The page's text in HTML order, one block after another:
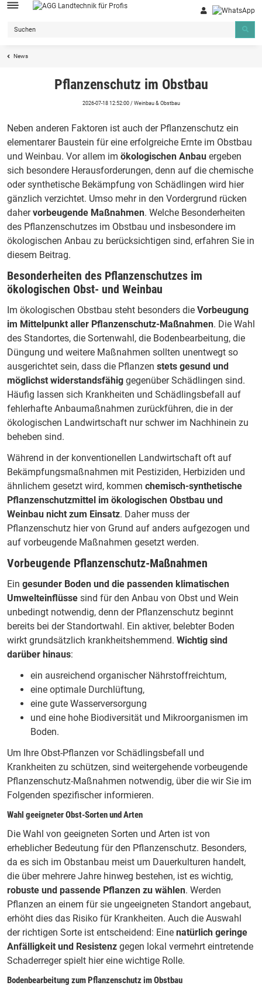
News
Pflanzenschutz im Obstbau
2026-07-18 12:52:00 / Weinbau & Obstbau
Neben anderen Faktoren ist auch der Pflanzenschutz ein
elementarer Baustein für eine erfolgreiche Ernte im Obstbau
und Weinbau. Vor allem im ökologischen Anbau ergeben
sich besondere Herausforderungen, denn auf die chemische
oder synthetische Bekämpfung von Schädlingen wird hier
gänzlich verzichtet. Umso mehr in den Vordergrund rücken
dahervorbeugende Maßnahmen. Welche Besonderheiten
des Pflanzenschutzes im Obstbau und insbesondere im
ökologischen Anbau zu berücksichtigen sind, erfahren Sie in
diesem Beitrag.
Besonderheiten des Pflanzenschutzes im
ökologischen Obst- und Weinbau
Im ökologischen Obstbau steht besonders die Vorbeugung
im Mittelpunkt aller Pflanzenschutz-Maßnahmen. Die Wahl
des Standortes, die Sortenwahl, die Bodenbearbeitung, die
Düngung und weitere Maßnahmen sollten unentwegt so
ausgerichtet sein, dass die Pflanzen stets gesund und
möglichst widerstandsfähig gegenüber Schädlingen sind.
Häufig lassen sich Krankheiten und Schädlingsbefall auf
fehlerhafte Anbaumaßnahmen zurückführen, die in der
ökologischen Landwirtschaft nur schwer im Nachhinein zu
beheben sind.
Während in der konventionellen Landwirtschaft oft auf
Bekämpfungsmaßnahmen mit Pestiziden, Herbiziden und
ähnlichem gesetzt wird, kommen chemisch-synthetische
Pflanzenschutzmittel im ökologischen Obstbau und
Weinbau nicht zum Einsatz. Daher muss der
Pflanzenschutz hier von Grund auf anders aufgezogen und
auf vorbeugende Maßnahmen gesetzt werden.
Vorbeugende Pflanzenschutz-Maßnahmen
Ein gesunder Boden und die passenden klimatischen
Umwelteinflüsse sind für den Anbau von Obst und Wein
unbedingt notwendig, denn der Pflanzenschutz beginnt
bereits bei der Standortwahl. Ein aktiver, belebter Boden
wirkt grundsätzlich krankheitshemmend. Wichtig sind
darüber hinaus:
ein ausreichend organischer Nährstoffreichtum,
eine optimale Durchlüftung,
eine gute Wasserversorgung
und eine hohe Biodiversität und Mikroorganismen im
Boden.
Um Ihre Obst-Pflanzen vor Schädlingsbefall und
Krankheiten zu schützen, sind weitergehende vorbeugende
Pflanzenschutz-Maßnahmen notwendig, über die wir Sie im
Folgenden spezifischer informieren.
Wahl geeigneter Obst-Sorten und Arten
Die Wahl von geeigneten Sorten und Arten ist von
erheblicher Bedeutung für den Pflanzenschutz. Besonders,
da es sich im Obstanbau meist um Dauerkulturen handelt,
die über mehrere Jahre hinweg bestehen, ist es wichtig,
robuste und passende Pflanzen zu wählen. Werden
Pflanzen an einem für sie ungeeigneten Standort angebaut,
erhöht dies das Risiko für Krankheiten. Auch die Auswahl
der richtigen Sorte ist entscheidend: Eine natürlich geringe
Anfälligkeit und Resistenz gegen lokal vermehrt eintretende
Schaderreger spielt hier eine wichtige Rolle.
Bodenbearbeitung zum Pflanzenschutz im Obstbau